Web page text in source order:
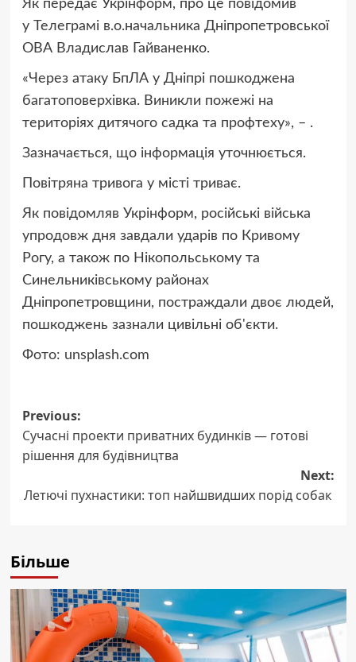
Як передає Укрінформ, про це повідомив
у Телеграмі в.о.начальника Дніпропетровської
ОВА Владислав Гайваненко.
«Через атаку БпЛА у Дніпрі пошкоджена
багатоповерхівка. Виникли пожежі на
територіях дитячого садка та профтеху», – .
Зазначається, що інформація уточнюється.
Повітряна тривога у місті триває.
Як повідомляв Укрінформ, російські війська
упродовж дня завдали ударів по Кривому
Рогу, а також по Нікопольському та
Синельниківському районах
Дніпропетровщини, постраждали двоє людей,
пошкоджень зазнали цивільні об'єкти.
Фото: unsplash.com
Post
navigation
Previous:
Сучасні проекти приватних будинків — готові
рішення для будівництва
Next:
Летючі пухнастики: топ найшвидших порід собак
Більше